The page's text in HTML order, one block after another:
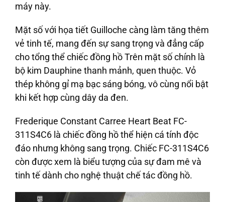
máy này.
Mặt số với họa tiết Guilloche càng làm tăng thêm
vẻ tinh tế, mang đến sự sang trọng và đẳng cấp
cho tổng thể chiếc đồng hồ Trên mặt số chính là
bộ kim Dauphine thanh mảnh, quen thuộc. Vỏ
thép không gỉ mạ bạc sáng bóng, vô cùng nổi bật
khi kết hợp cùng dây da đen.
Frederique Constant Carree Heart Beat FC-
311S4C6 là chiếc đồng hồ thể hiện cá tính độc
đáo nhưng không sang trọng. Chiếc FC-311S4C6
còn được xem là biểu tượng của sự đam mê và
tinh tế dành cho nghệ thuật chế tác đồng hồ.